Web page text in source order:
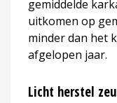
gemiddelde
uitkomen op
minder dan het
afgelopen jaar.
Licht herstel